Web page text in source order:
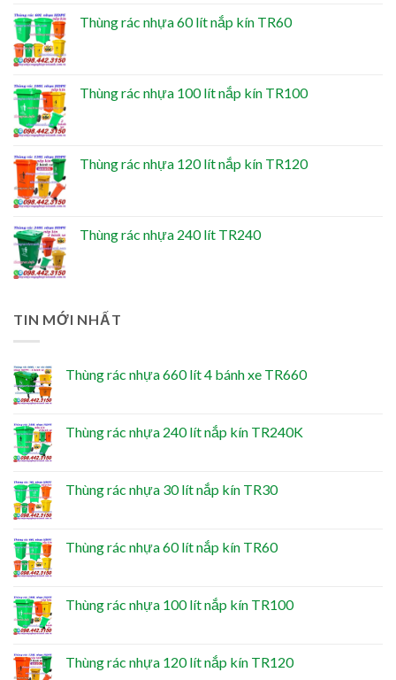
Thùng rác nhựa 60 lít nắp kín TR60
Thùng rác nhựa 100 lít nắp kín TR100
Thùng rác nhựa 120 lít nắp kín TR120
Thùng rác nhựa 240 lít TR240
TIN MỚI NHẤT
Thùng rác nhựa 660 lít 4 bánh xe TR660
Thùng rác nhựa 240 lít nắp kín TR240K
Thùng rác nhựa 30 lít nắp kín TR30
Thùng rác nhựa 60 lít nắp kín TR60
Thùng rác nhựa 100 lít nắp kín TR100
Thùng rác nhựa 120 lít nắp kín TR120